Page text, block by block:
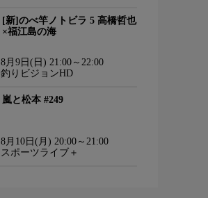
[新]のべ竿ノトビラ 5 高橋哲也
×福江島の海
8月9日(日) 21:00～22:00
釣りビジョンHD
嵐と松本 #249
8月10日(月) 20:00～21:00
スポーツライブ＋